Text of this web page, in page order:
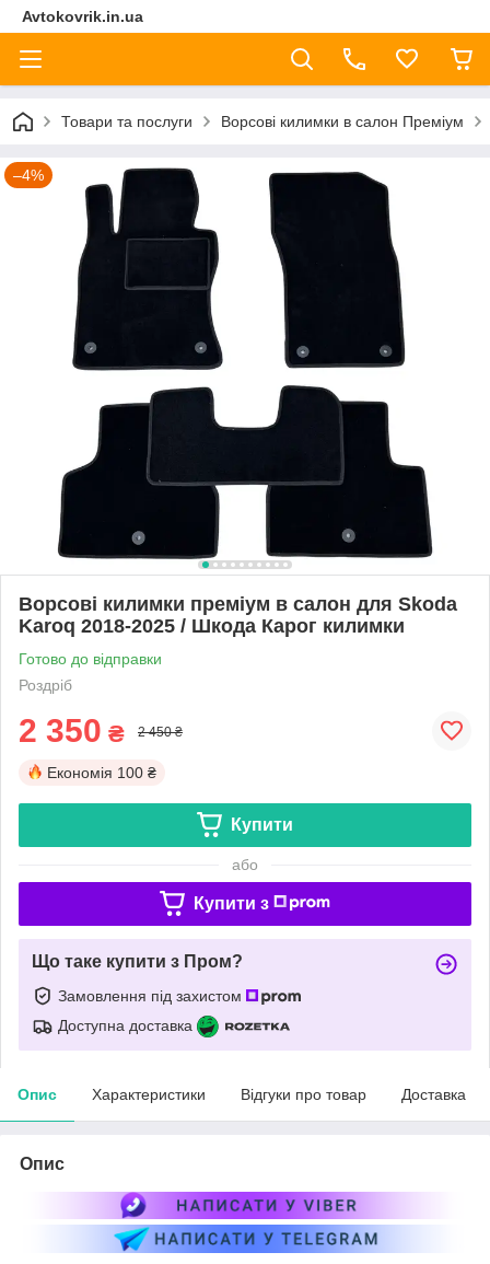
Avtokovrik.in.ua
Товари та послуги Ворсові килимки в салон Преміум
–4%
Ворсові килимки преміум в салон для Skoda
Karoq 2018-2025 / Шкода Карог килимки
Готово до відправки
Роздріб
2 350 ₴ 2 450 ₴
Економія 100 ₴
Купити
або
Купити з
Що таке купити з Пром?
Замовлення під захистом
Доступна доставка
Опис Характеристики Відгуки про товар Доставка
Опис